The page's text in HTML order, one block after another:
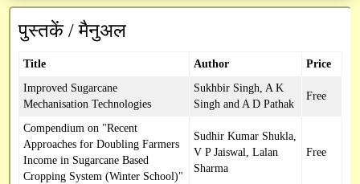
Institute Technology Management Unit
रिसर्च फ्रेमवर्क दस्तावेज़
भाकृअनुप मेल
e-Office
CeRA
प्रसार सेवा
Unified eSupport System
परिपत्र
आवेदन पत्र
डाटाबेस
निर्देशिका
आरटीआई आधिकारी
पुस्तकें / मैनुअल
Title Author
Price
Improved Sugarcane
Mechanisation Technologies
Sukhbir Singh, A K
Singh and A D Pathak
Free
Compendium on "Recent
Approaches for Doubling Farmers
Income in Sugarcane Based
Cropping System (Winter School)"
Sudhir Kumar Shukla,
V P Jaiswal, Lalan
Sharma
Free